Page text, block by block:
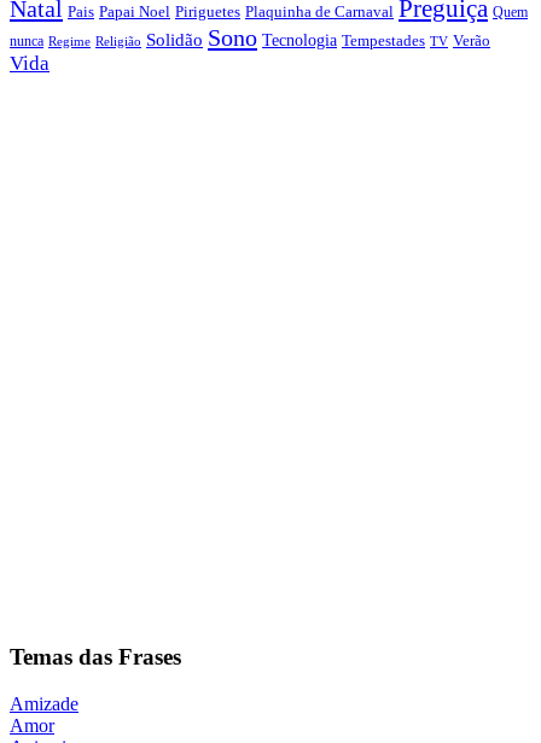
Natal Pais Papai Noel Piriguetes Plaquinha de Carnaval Preguiça Quem
nunca Regime Religião Solidão Sono Tecnologia Tempestades TV Verão
Vida
Temas das Frases
Amizade
Amor